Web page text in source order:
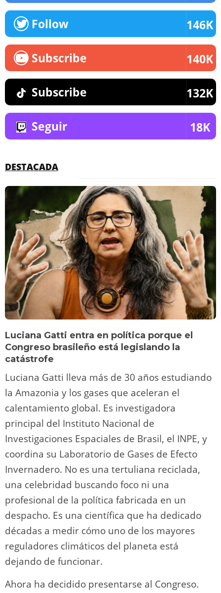
Follow 146K
Subscribe 140K
Subscribe 132K
Seguir 18K
DESTACADA
Luciana Gatti entra en política porque el
Congreso brasileño está legislando la
catástrofe
Luciana Gatti lleva más de 30 años estudiando
la Amazonia y los gases que aceleran el
calentamiento global. Es investigadora
principal del Instituto Nacional de
Investigaciones Espaciales de Brasil, el INPE, y
coordina su Laboratorio de Gases de Efecto
Invernadero. No es una tertuliana reciclada,
una celebridad buscando foco ni una
profesional de la política fabricada en un
despacho. Es una científica que ha dedicado
décadas a medir cómo uno de los mayores
reguladores climáticos del planeta está
dejando de funcionar.
Ahora ha decidido presentarse al Congreso.